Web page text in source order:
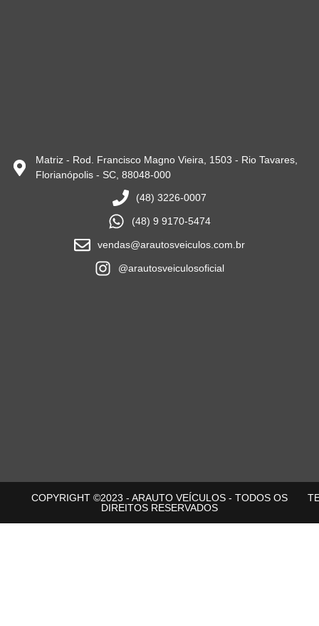
Matriz - Rod. Francisco Magno Vieira, 1503 - Rio Tavares,
Florianópolis - SC, 88048-000
(48) 3226-0007
(48) 9 9170-5474
vendas@arautosveiculos.com.br
@arautosveiculosoficial
COPYRIGHT ©2023 - ARAUTO VEÍCULOS - TODOS OS
DIREITOS RESERVADOS